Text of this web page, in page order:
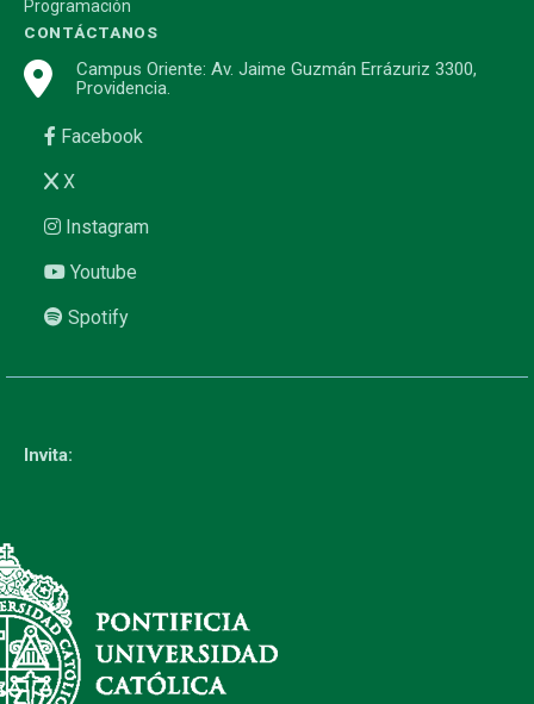
Programación
CONTÁCTANOS
Campus Oriente: Av. Jaime Guzmán Errázuriz 3300,
Providencia.
Facebook
X
Instagram
Youtube
Spotify
Invita: